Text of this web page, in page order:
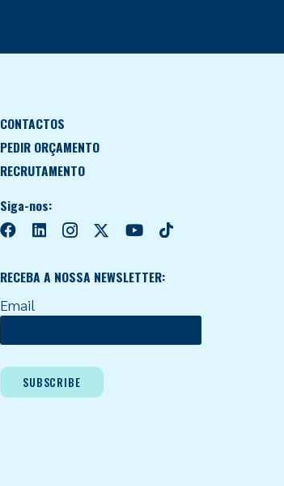
CONTACTOS
PEDIR ORÇAMENTO
RECRUTAMENTO
Siga-nos:
RECEBA A NOSSA NEWSLETTER:
Email